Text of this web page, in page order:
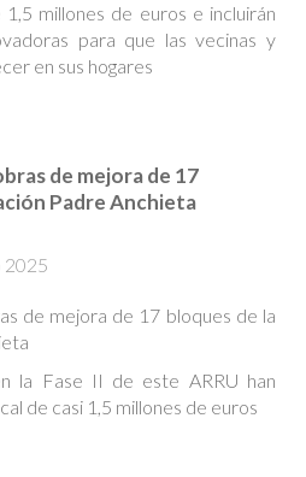
millones de euros e incluirán
para que las vecinas y
en sus hogares
de mejora de 17
Padre Anchieta
2025
de mejora de 17 bloques de la
la Fase II de este ARRU han
de casi 1,5 millones de euros